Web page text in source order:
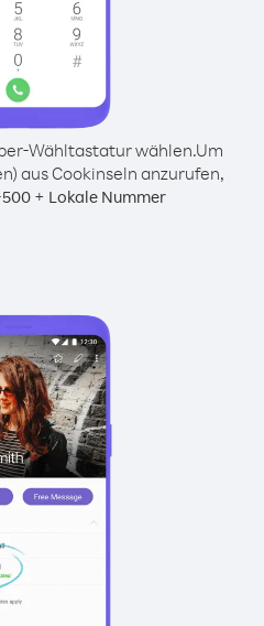
Wähltastatur wählen.Um
aus Cookinseln anzurufen,
500+ Lokale Nummer